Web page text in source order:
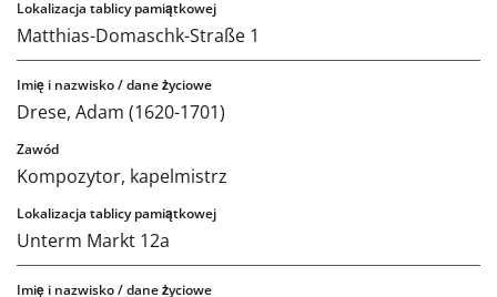
Matthias-Domaschk-Straße 1
Drese, Adam (1620-1701)
Kompozytor, kapelmistrz
Unterm Markt 12a